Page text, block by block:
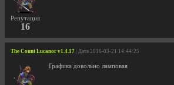
Репутация
16
The Count Lucanor v1.4.17 | Дата 2016-03-21 14:44:25
Графика довольно ламповая